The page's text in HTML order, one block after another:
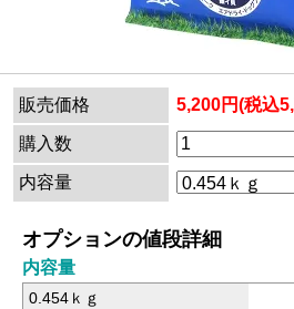
販売価格 5,200円(税込
購入数
内容量
オプションの値段詳細
内容量
0.454ｋｇ